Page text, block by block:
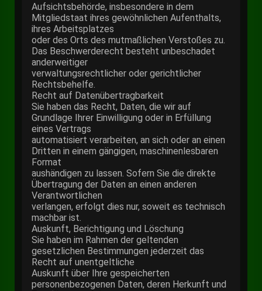
Aufsichtsbehörde, insbesondere in dem
Mitgliedstaat ihres gewöhnlichen Aufenthalts,
ihres Arbeitsplatzes
oder des Orts des mutmaßlichen Verstoßes zu.
Das Beschwerderecht besteht unbeschadet
anderweitiger
verwaltungsrechtlicher oder gerichtlicher
Rechtsbehelfe.
Recht auf Datenübertragbarkeit
Sie haben das Recht, Daten, die wir auf
Grundlage Ihrer Einwilligung oder in Erfüllung
eines Vertrags
automatisiert verarbeiten, an sich oder an einen
Dritten in einem gängigen, maschinenlesbaren
Format
aushändigen zu lassen. Sofern Sie die direkte
Übertragung der Daten an einen anderen
Verantwortlichen
verlangen, erfolgt dies nur, soweit es technisch
machbar ist.
Auskunft, Berichtigung und Löschung
Sie haben im Rahmen der geltenden
gesetzlichen Bestimmungen jederzeit das
Recht auf unentgeltliche
Auskunft über Ihre gespeicherten
personenbezogenen Daten, deren Herkunft und